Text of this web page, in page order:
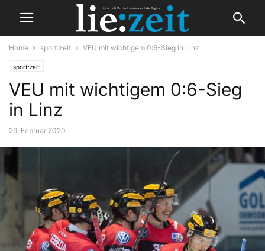
Home sport:zeit VEU mit wichtigem 0:6-Sieg in Linz
sport:zeit
VEU mit wichtigem 0:6-Sieg
in Linz
29. Februar 2020